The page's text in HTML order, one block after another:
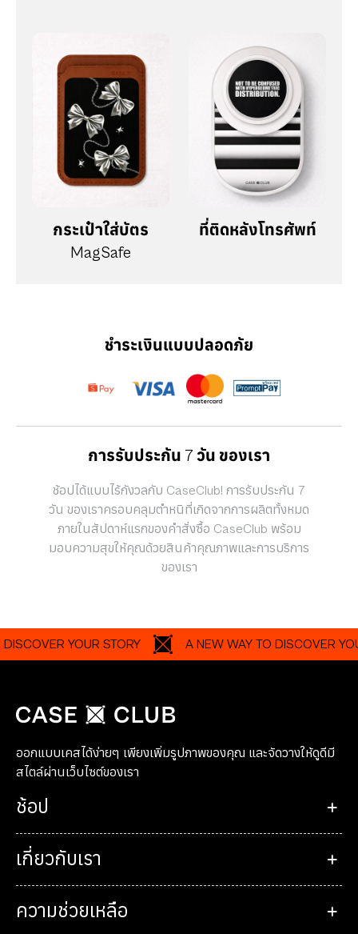
กระเป๋าใส่บัตร
MagSafe
ที่ติดหลังโทรศัพท์
ชำระเงินแบบปลอดภัย
การรับประกัน 7 วัน ของเรา
ช้อปได้แบบไร้กังวลกับ CaseClub! การรับประกัน 7
วัน ของเราครอบคลุมตำหนิที่เกิดจากการผลิตทั้งหมด
ภายในสัปดาห์แรกของคำสั่งซื้อ CaseClub พร้อม
มอบความสุขให้คุณด้วยสินค้าคุณภาพและการบริการ
ของเรา
YOUR STORY A NEW WAY TO DISCOVER YOUR
ออกแบบเคสได้ง่ายๆ เพียงเพิ่มรูปภาพของคุณ และจัดวางให้ดูดีมี
สไตล์ผ่านเว็บไซต์ของเรา
ช้อป
เกี่ยวกับเรา
ความช่วยเหลือ